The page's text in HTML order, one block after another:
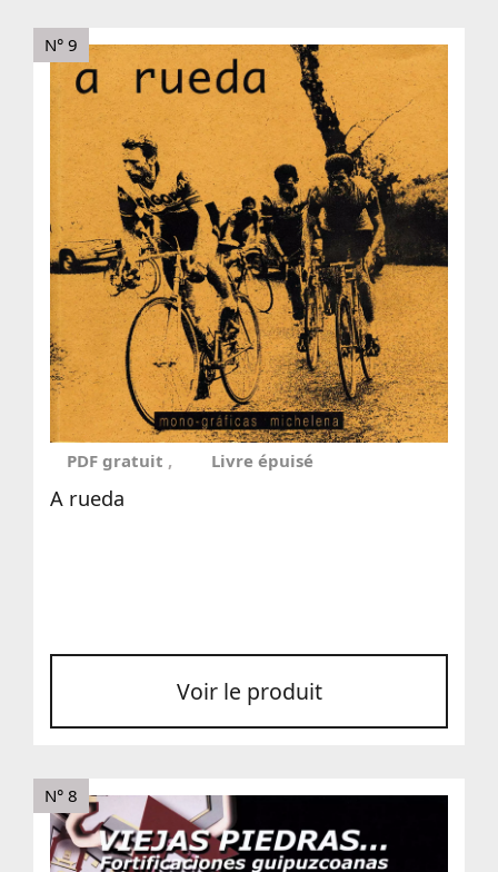
N° 9
PDF gratuit Livre épuisé
A rueda
Voir le produit
N° 8